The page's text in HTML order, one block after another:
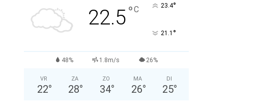
22.5°C 23.4°
21.1 °
48% 1.8m/s 26%
VR
22°
ZA
28°
ZO
34°
MA
26°
DI
25°